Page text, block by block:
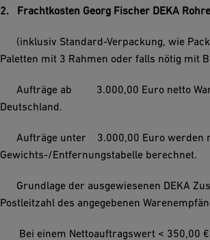
2. Frachtkosten Georg Fischer DEKA Rohre
(inklusiv Standard-Verpackung, wie Pack
Paletten mit 3 Rahmen oder falls nötig mit
Aufträge ab 3.000,00 Euro netto
Deutschland.
Aufträge unter 3.000,00 Euro werden
Gewichts-/Entfernungstabelle berechnet.
Grundlage der ausgewiesenen DEKA
Postleitzahl des angegebenen
Bei einem Nettoauftragswert < 350,00